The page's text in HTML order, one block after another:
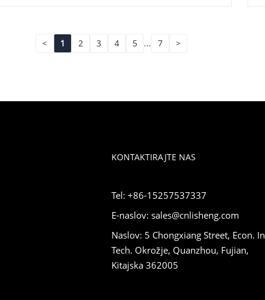
< 1 2 3 4 5 ... 7 >
KONTAKTIRAJTE NAS
Tel: +86-15257537337
E-naslov: sales@cnlisheng.com
Naslov: 5 Chongxiang Street, Econ. In
Tech. Okrožje, Quanzhou, Fujian,
Kitajska 362005